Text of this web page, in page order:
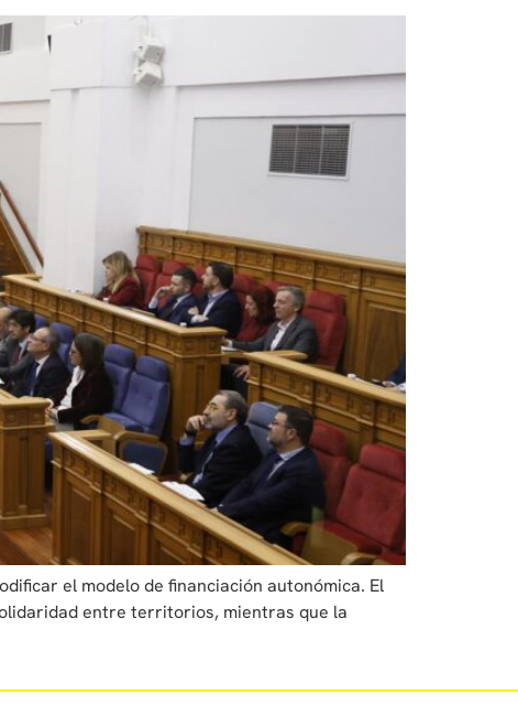
el modelo de financiación autonómica. El
entre territorios, mientras que la